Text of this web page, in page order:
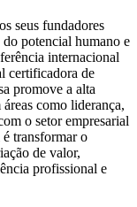
seus fundadores
potencial humano e
internacional
certificadora de
promove a alta
como liderança,
o setor empresarial
transformar o
de valor,
profissional e